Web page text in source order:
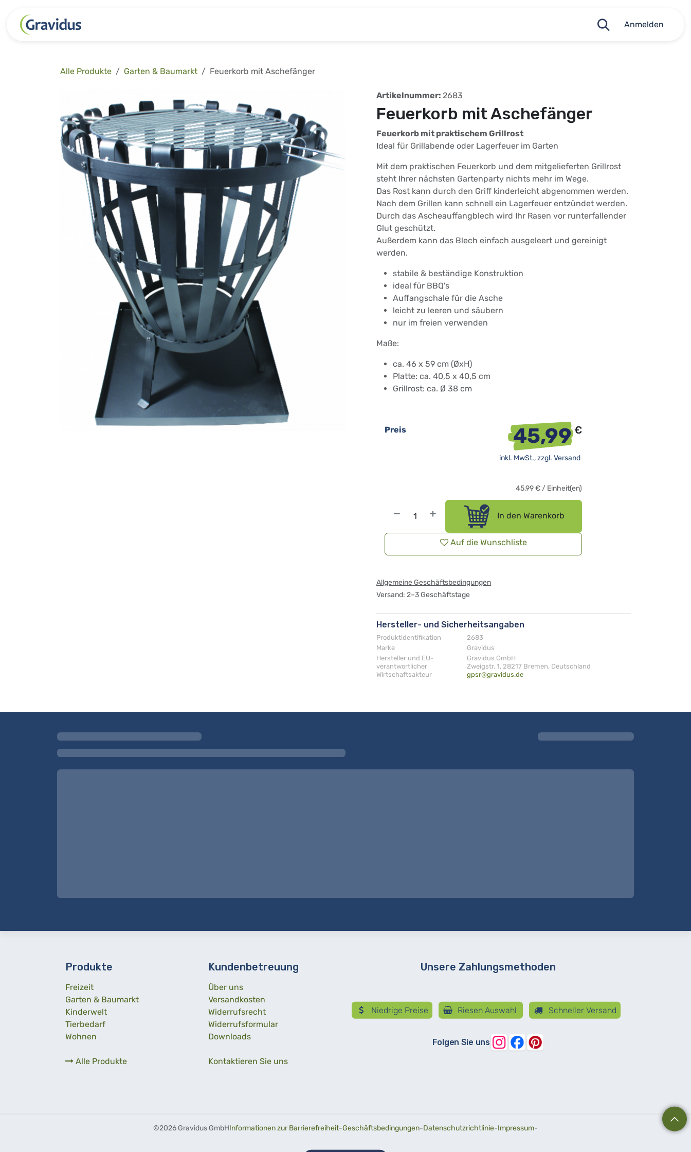
Anmelden
Alle Produkte Garten & Baumarkt Feuerkorb mit Aschefänger
Artikelnummer: 2683
Feuerkorb mit Aschefänger
Feuerkorb mit praktischem Grillrost
Ideal für Grillabende oder Lagerfeuer im Garten
Mit dem praktischen Feuerkorb und dem mitgelieferten Grillrost
steht Ihrer nächsten Gartenparty nichts mehr im Wege.
Das Rost kann durch den Griff kinderleicht abgenommen werden.
Nach dem Grillen kann schnell ein Lagerfeuer entzündet werden.
Durch das Ascheauffangblech wird Ihr Rasen vor runterfallender
Glut geschützt.
Außerdem kann das Blech einfach ausgeleert und gereinigt
werden.
stabile & beständige Konstruktion
ideal für BBQ's
Auffangschale für die Asche
leicht zu leeren und säubern
nur im freien verwenden
Maße:
ca. 46 x 59 cm (ØxH)
Platte: ca. 40,5 x 40,5 cm
Grillrost: ca. Ø 38 cm
In den Warenkorb
Auf die Wunschliste
Preis 45,99€
inkl. MwSt., zzgl. Versand
45,99€/ Einheit(en)
Allgemeine Geschäftsbedingungen
Versand: 2–3 Geschäftstage
Hersteller- und Sicherheitsangaben
Produktidentifikation
2683
Marke
Gravidus
Hersteller und EU-
verantwortlicher
Wirtschaftsakteur
Gravidus GmbH
Zweigstr. 1, 28217 Bremen, Deutschland
gpsr@gravidus.de
Produkte
Freizeit
Garten & Baumarkt
Kinderwelt
Tierbedarf
Wohnen
Alle Produkte
Kundenbetreuung
Über uns
Versandkosten
Widerrufsrecht
Widerrufsformular
Downloads
Kontaktieren Sie uns
Unsere Zahlungsmethoden
Niedrige Preise Riesen Auswahl Schneller Versand
Folgen Sie uns
©2026 Gravidus GmbHInformationen zur Barrierefreiheit-Geschäftsbedingungen-Datenschutzrichtlinie-Impressum-